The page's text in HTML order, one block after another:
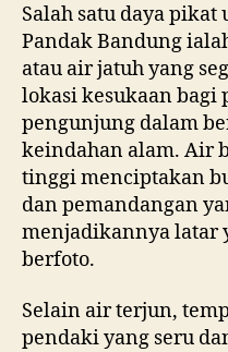
Salah satu daya
Pandak Bandung
atau air jatuh yang
lokasi kesukaan bagi
pengunjung dalam
keindahan alam. Air
tinggi menciptakan
dan pemandangan
menjadikannya latar
berfoto.
Selain air terjun,
pendaki yang seru